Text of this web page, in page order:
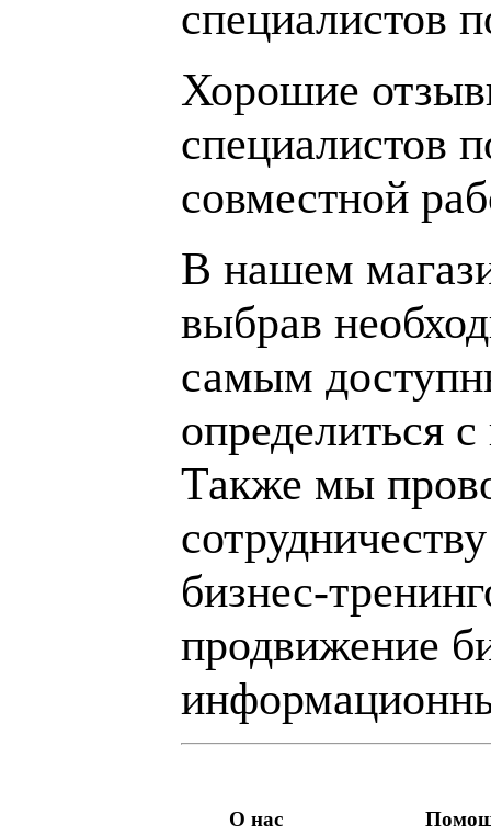
специалистов
Хорошие
специалистов
совместной
В нашем
выбрав
самым
определиться
Также мы
бизнес-
продвижение
О нас